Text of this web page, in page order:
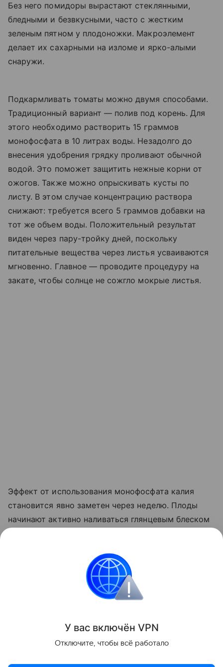
Без него помидоры вырастают стеклянными,
бледными и безвкусными, часто с жестким
зеленым пятном у плодоножки. Макроэлемент
делает их сахарными на изломе и ярко-алыми
снаружи.
Подкармливать томаты можно двумя способами.
Традиционный вариант — полив под корень. Для
этого необходимо растворить 15 граммов
монофосфата в 10 литрах воды. Незадолго до
внесения удобрения грядку проливают обычной
водой. Это поможет защитить нежные корни от
ожогов. Также можно опрыскивать кусты по
листу. В этом случае концентрацию раствора
снижают: требуется всего 5 граммов добавки на
тот же объем воды. Положительный результат
виден через пару-тройку дней, поскольку
питательные вещества через листья усваиваются
мгновенно. Главное — проводите процедуру на
закате, чтобы солнце не сожгло мокрые листья.
Эффект от использования монофосфата калия
становится явно заметен через неделю. Плоды
начинают активно наливаться глянцевым блеском
свою силу на том, чтобы дать урожайю
возможность нормально вызреть.
У вас включён VPN
Отключите, чтобы всё работало